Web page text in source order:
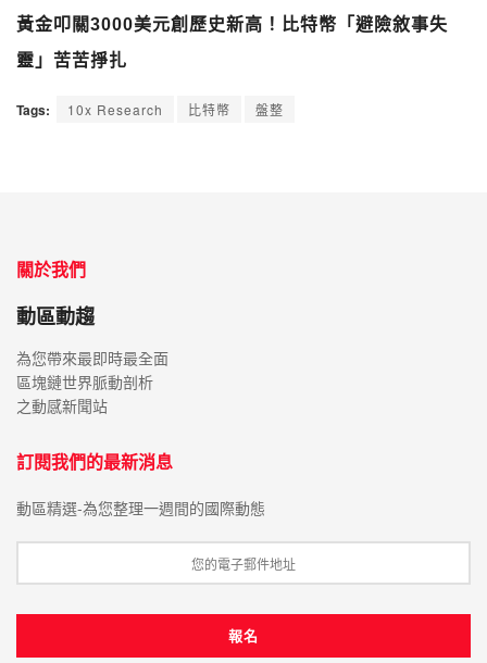
靈」苦苦掙扎
Tags: 10x Research
關於我們
動區動趨
為您帶來最即時最全面
區塊鏈世界脈動剖析
之動感新聞站
訂閱我們的最新消息
動區精選-為您整理一週間的國際動態